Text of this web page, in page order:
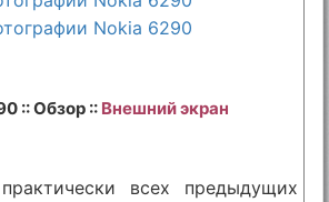
:: Обзор :: Внешний экран
всех предыдущих